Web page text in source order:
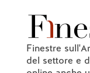
Finestre
del settore e